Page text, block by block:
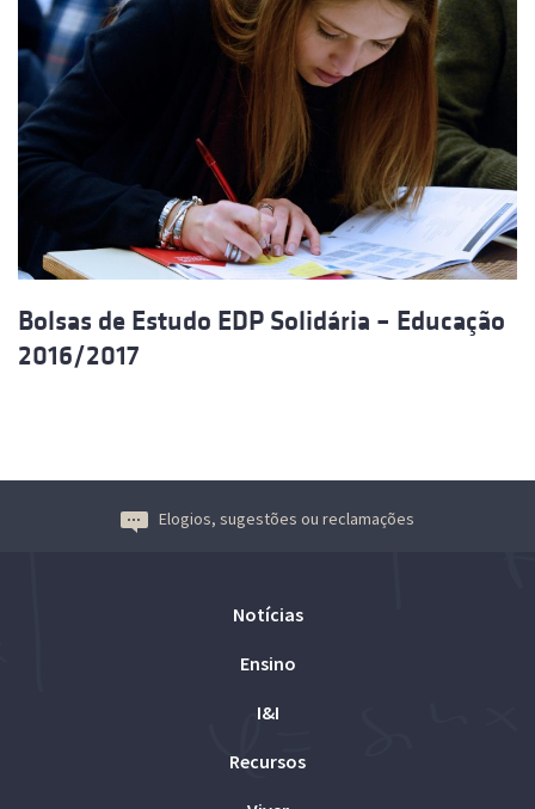
Bolsas de Estudo EDP Solidária – Educação
2016/2017
Elogios, sugestões ou reclamações
Notícias
Ensino
I&I
Recursos